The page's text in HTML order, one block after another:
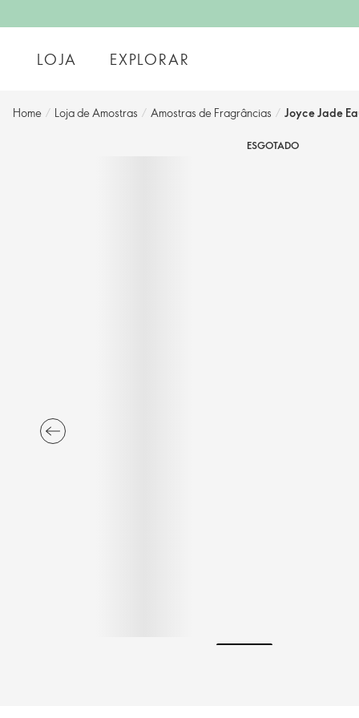
LOJA EXPLORAR
Home / Loja de Amostras / Amostras de Fragrâncias / Joyce Jade
ESGOTADO